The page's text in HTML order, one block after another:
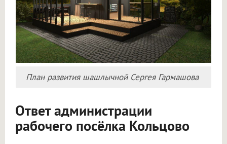
План развития шашлычной Сергея Гармашова
Ответ администрации
рабочего посёлка Кольцово